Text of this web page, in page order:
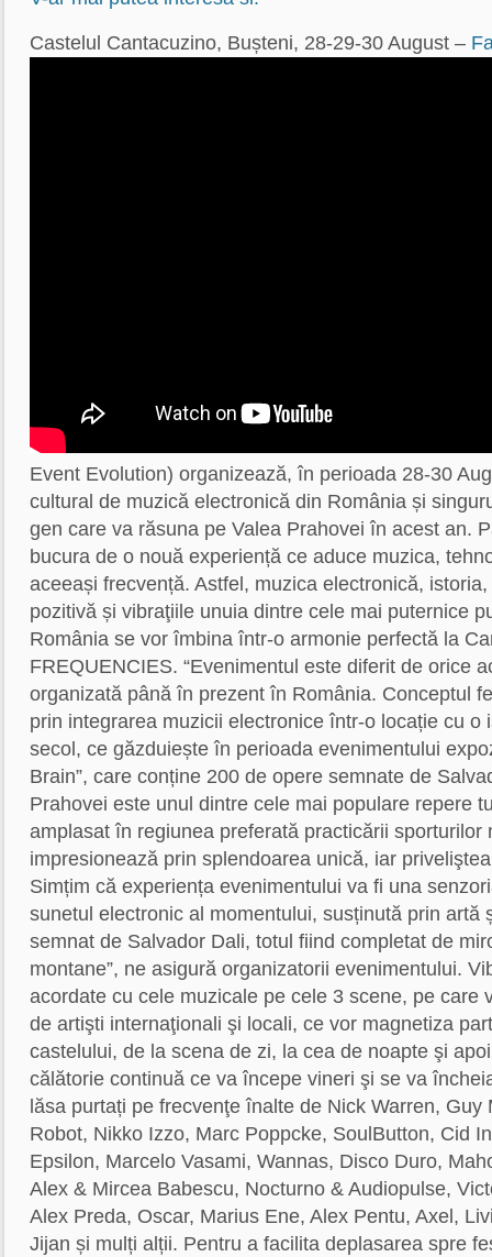
Castelul Cantacuzino, Bușteni, 28-29-30 August –
Event Evolution) organizează, în perioada 28-30
cultural de muzică electronică din România și
gen care va răsuna pe Valea Prahovei în acest an.
bucura de o nouă experiență ce aduce muzica,
aceeași frecvență. Astfel, muzica electronică,
pozitivă și vibraţiile unuia dintre cele mai puternice
România se vor îmbina într-o armonie perfectă la
FREQUENCIES. “Evenimentul este diferit de orice
organizată până în prezent în România. Conceptul
prin integrarea muzicii electronice într-o locație cu o
secol, ce găzduiește în perioada evenimentului
Brain”, care conține 200 de opere semnate de
Prahovei este unul dintre cele mai populare repere
amplasat în regiunea preferată practicării sporturilor
impresionează prin splendoarea unică, iar
Simțim că experiența evenimentului va fi una
sunetul electronic al momentului, susținută prin artă
semnat de Salvador Dali, totul fiind completat de
montane”, ne asigură organizatorii evenimentului.
acordate cu cele muzicale pe cele 3 scene, pe care
de artişti internaţionali şi locali, ce vor magnetiza
castelului, de la scena de zi, la cea de noapte şi
călătorie continuă ce va începe vineri şi se va
lăsa purtați pe frecvenţe înalte de Nick Warren, Guy
Robot, Nikko Izzo, Marc Poppcke, SoulButton, Cid
Epsilon, Marcelo Vasami, Wannas, Disco Duro,
Alex & Mircea Babescu, Nocturno & Audiopulse,
Alex Preda, Oscar, Marius Ene, Alex Pentu, Axel,
Jijan și mulți alții. Pentru a facilita deplasarea spre